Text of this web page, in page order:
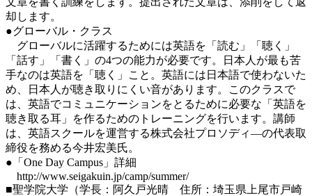
却します。
●グローバル・クラス
グローバルに活躍するためには英語を「読む」「聴く」
「話す」「書く」の4つの能力が必要です。日本人が最も苦
手なのは英語を「聴く」こと。英語には日本語で使わないた
め、日本人が聴き取りにくい音があります。このクラスで
は、英語でコミュニケーションをとるために必要な「英語を
聴き取る耳」を作るためのトレーニングを行います。講師
は、英語スクールを運営する株式会社プロソディ―の代表取
締役を務める今井宏美氏。
●「One Day Campus」詳細
http://www.seigakuin.jp/camp/summer/
■聖学院大学（学長：阿久戸光晴 住所：埼玉県上尾市戸崎